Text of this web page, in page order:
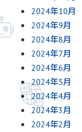
2024年10月
2024年9月
2024年8月
2024年7月
2024年6月
2024年5月
2024年4月
2024年3月
2024年2月